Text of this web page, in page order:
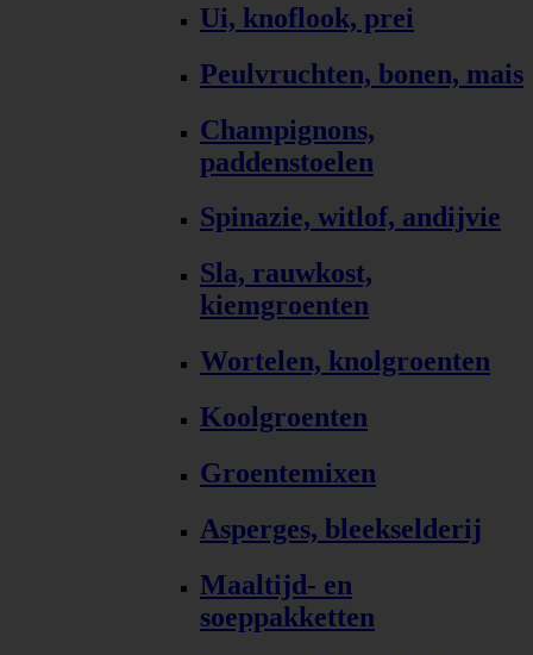
Ui, knoflook, prei
Peulvruchten, bonen, mais
Champignons,
paddenstoelen
Spinazie, witlof, andijvie
Sla, rauwkost,
kiemgroenten
Wortelen, knolgroenten
Koolgroenten
Groentemixen
Asperges, bleekselderij
Maaltijd- en
soeppakketten